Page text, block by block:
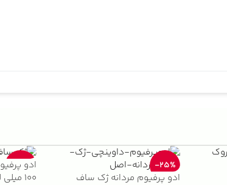
-25%
ادو پرفیوم مردانه ژک ساف
-33%
ادو
100 میلی لیتر